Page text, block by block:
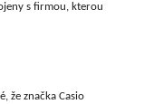
s firmou, kterou
že značka Casio